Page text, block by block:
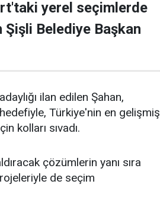
yerel seçimlerde
Belediye Başkan
ilan edilen Şahan,
Türkiye'nin en gelişmiş
kolları sıvadı.
çözümlerin yanı sıra
de seçim